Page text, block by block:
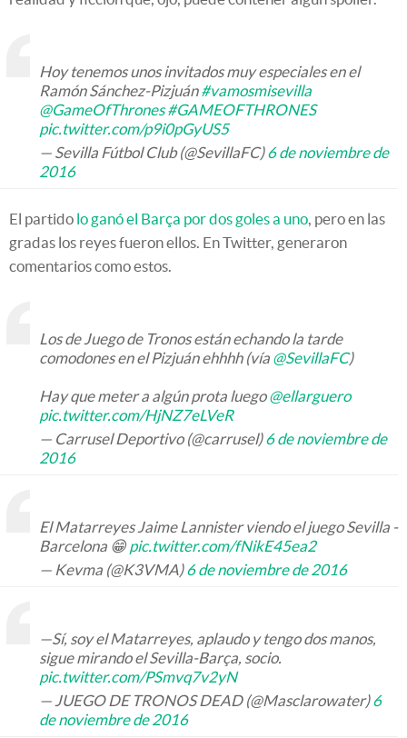
Hoy tenemos unos invitados muy especiales en el
Ramón Sánchez-Pizjuán#vamosmisevilla
@GameOfThrones #GAMEOFTHRONES
pic.twitter.com/p9i0pGyUS5
— Sevilla Fútbol Club (@SevillaFC)6 de noviembre de
2016
El partido lo ganó el Barça por dos goles a uno, pero en las
gradas los reyes fueron ellos. En Twitter, generaron
comentarios como estos.
Los de Juego de Tronos están echando la tarde
comodones en el Pizjuán ehhhh (vía @SevillaFC)
Hay que meter a algún prota luego@ellarguero
pic.twitter.com/HjNZ7eLVeR
— Carrusel Deportivo (@carrusel)6 de noviembre de
2016
El Matarreyes Jaime Lannister viendo el juego Sevilla -
Barcelona 😁 pic.twitter.com/fNikE45ea2
— Kevma (@K3VMA)6 de noviembre de 2016
—Sí, soy el Matarreyes, aplaudo y tengo dos manos,
sigue mirando el Sevilla-Barça, socio.
pic.twitter.com/PSmvq7v2yN
— JUEGO DE TRONOS DEAD (@Masclarowater)6
de noviembre de 2016